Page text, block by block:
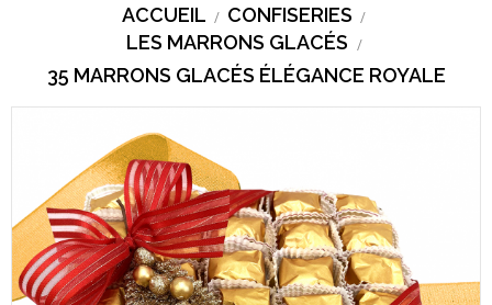
ACCUEIL
CONFISERIES
LES MARRONS GLACÉS
35 MARRONS GLACÉS ÉLÉGANCE ROYALE